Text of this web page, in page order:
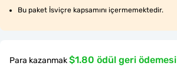
Bu paket İsviçre kapsamını içermemektedir.
Para kazanmak$1.80 ödül geri ödemesi